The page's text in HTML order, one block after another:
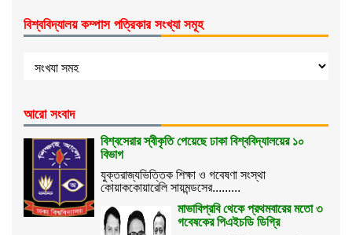
বিশ্ববিদ্যালয় কম্পাস পত্রিকার সংখ্যা সমূহ
আরো সংবাদ
বিশ্বসেরার স্বীকৃতি পেয়েছে ঢাকা বিশ্ববিদ্যালয়ের ১০
বিভাগ
যুক্তরাজ্যভিত্তিক শিক্ষা ও গবেষণা সংস্থা
কোয়াককোয়ারেলি সায়মন্ডসের.........
মাভাবিপ্রবি থেকে প্রথমবারের মতো ৩
গবেষকের পিএইচডি ডিগ্রি